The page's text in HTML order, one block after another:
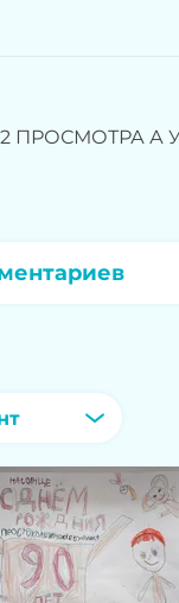
ПРОСМОТРА А